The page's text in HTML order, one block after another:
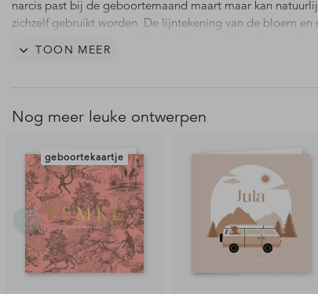
narcis past bij de geboortemaand maart maar kan
zichzelf gebruikt worden. De lijntekening van de bloem en
uitstraling aan dit rustige geboortekaartje. Liever een
TOON MEER
Nog meer leuke ontwerpen
geboortekaartje